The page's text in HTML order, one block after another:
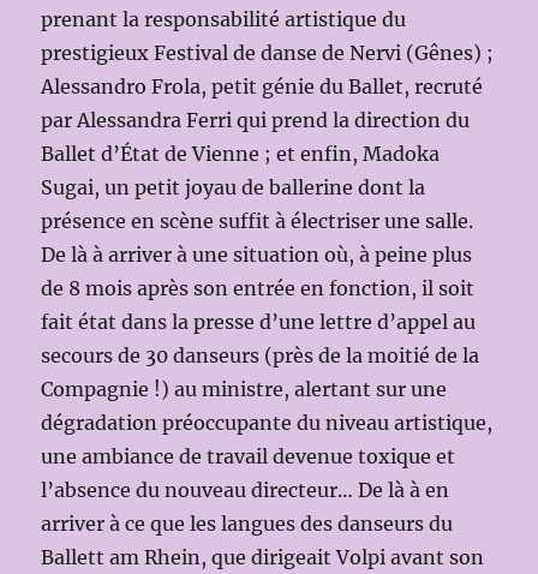
prenant la responsabilité artistique du
prestigieux Festival de danse de Nervi (Gênes) ;
Alessandro Frola, petit génie du Ballet, recruté
par Alessandra Ferri qui prend la direction du
Ballet d’État de Vienne ; et enfin, Madoka
Sugai, un petit joyau de ballerine dont la
présence en scène suffit à électriser une salle.
De là à arriver à une situation où, à peine plus
de 8 mois après son entrée en fonction, il soit
fait état dans la presse d’une lettre d’appel au
secours de 30 danseurs (près de la moitié de la
Compagnie !) au ministre, alertant sur une
dégradation préoccupante du niveau artistique,
une ambiance de travail devenue toxique et
l’absence du nouveau directeur… De là à en
arriver à ce que les langues des danseurs du
Ballett am Rhein, que dirigeait Volpi avant son